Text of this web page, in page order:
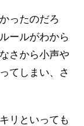
ったのだろ
ールがわから
さから小声や
てしまい、さ
リといっても